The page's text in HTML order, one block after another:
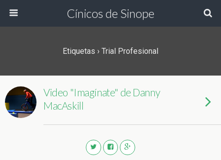
Cínicos de Sinope
Etiquetas › Trial Profesional
Video "Imagínate" de Danny
MacAskill